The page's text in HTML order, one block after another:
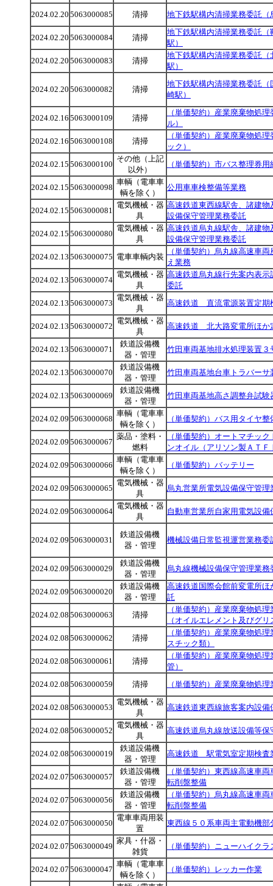
2024.02.20 5063000085 清掃 地下鉄駅構内清掃業務委託（
2024.02.20 5063000084 清掃
地下鉄駅構内清掃業務委託（
駅）
2024.02.20 5063000083 清掃
地下鉄駅構内清掃業務委託（
駅）
2024.02.20 5063000082 清掃
地下鉄駅構内清掃業務委託（
崎駅）
2024.02.16 5063000109 清掃
（単価契約）産業廃棄物処
ル）
2024.02.16 5063000108 清掃
（単価契約）産業廃棄物処
ック）
2024.02.15 5063000100
その他（上記
以外）
（単価契約）市バス整理券用
2024.02.15 5063000098
車輌（電車車
輌を除く）
公用車車検整備等業務
2024.02.15 5063000081
電気機械・器
具
高速鉄道東西線駅舎、諸建物
設備保守管理業務委託
2024.02.15 5063000080
電気機械・器
具
高速鉄道烏丸線駅舎、諸建物
設備保守管理業務委託
2024.02.13 5063000075 電車車輌内装
（単価契約）烏丸線高速車
え業務
2024.02.13 5063000074
電気機械・器
具
高速鉄道烏丸線行先案内表示
委託
2024.02.13 5063000073
電気機械・器
具
高速鉄道 直流電源装置定期
2024.02.13 5063000072
電気機械・器
具
高速鉄道 北大路変電所ほか
2024.02.13 5063000071
鉄道設備機
器・管理
竹田車両基地排水処理装置３
2024.02.13 5063000070
鉄道設備機
器・管理
竹田車両基地台車トラバーサ
2024.02.13 5063000069
鉄道設備機
器・管理
竹田車両基地高さ調整弁試験
2024.02.09 5063000068
車輌（電車車
輌を除く）
（単価契約）バス用タイヤ整
2024.02.09 5063000067
薬品・塗料・
燃料
（単価契約）オートマチッ
ンオイル（アリソン製ＡＴＦ
2024.02.09 5063000066
車輌（電車車
輌を除く）
（単価契約）バッテリー
2024.02.09 5063000065
電気機械・器
具
烏丸営業所電気設備保守管理
2024.02.09 5063000064
電気機械・器
具
自動車営業所自家用電気設備
2024.02.09 5063000031
鉄道設備機
器・管理
機械設備日常監視運営業務委
2024.02.09 5063000029
鉄道設備機
器・管理
烏丸線機械設備保守管理業務
2024.02.09 5063000020
鉄道設備機
器・管理
高速鉄道国際会館前変電所ほ
託
2024.02.08 5063000063 清掃
（単価契約）産業廃棄物処
（オイルエレメント及びグリ
2024.02.08 5063000062 清掃
（単価契約）産業廃棄物処
スチック類）
2024.02.08 5063000061 清掃
（単価契約）産業廃棄物処
管）
2024.02.08 5063000059 清掃 （単価契約）産業廃棄物処
2024.02.08 5063000053
電気機械・器
具
高速鉄道東西線旅客案内設備
2024.02.08 5063000052
電気機械・器
具
高速鉄道烏丸線放送設備等保
2024.02.08 5063000019
鉄道設備機
器・管理
高速鉄道 駅電気室定期検査
2024.02.07 5063000057
鉄道設備機
器・管理
（単価契約）東西線高速車
転削盤整備
2024.02.07 5063000056
鉄道設備機
器・管理
（単価契約）烏丸線高速車
転削盤整備
2024.02.07 5063000050
電車車両用装
置
東西線５０系車両主電動機部
2024.02.07 5063000049
家具・什器・
雑貨
（単価契約）ニューハイク
2024.02.07 5063000047
車輌（電車車
輌を除く）
（単価契約）レッカー作業